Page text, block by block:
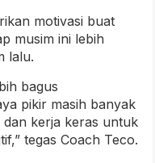
motivasi buat
musim ini lebih
lalu.
bagus
pikir masih banyak
kerja keras untuk
tegas Coach Teco.